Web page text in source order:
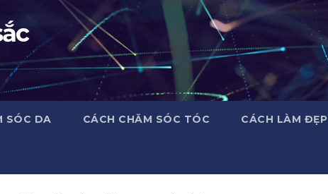
SÓC DA CÁCH CHĂM SÓC TÓC CÁCH LÀM